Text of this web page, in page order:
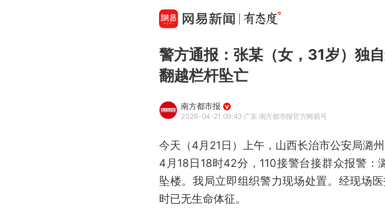
警方通报：张某（女，31岁）独
翻越栏杆坠亡
南方都市报
2026-04-21 09:43·广东·南方都市报官方网易号
今天（4月21日）上午，山西长治市公安局潞
4月18日18时42分，110接警台接群众报警：
坠楼。我局立即组织警力现场处置。经现场
时已无生命体征。